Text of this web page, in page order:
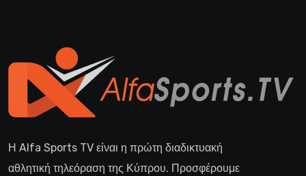
Η Alfa Sports TV είναι η πρώτη διαδικτυακή
αθλητική τηλεόραση της Κύπρου. Προσφέρουμε